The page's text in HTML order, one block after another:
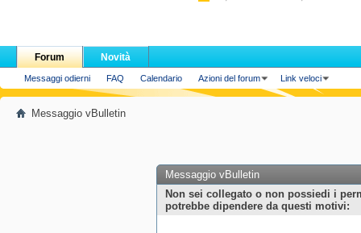
Forum
Messaggi odierni FAQ Calendario Azioni del forum Link veloci
Novità
Messaggio vBulletin
Messaggio vBulletin
Non sei collegato o non possiedi i
potrebbe dipendere da questi motivi: